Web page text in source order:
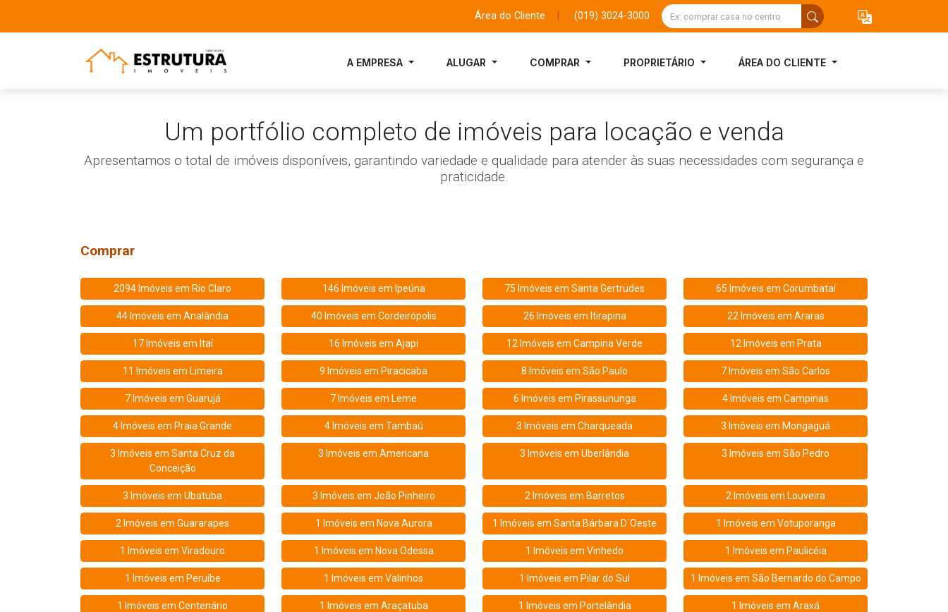
Área do Cliente (019) 3024-3000
A EMPRESA ALUGAR COMPRAR PROPRIETÁRIO ÁREA DO CLIENTE
Um portfólio completo de imóveis para locação e venda
Apresentamos o total de imóveis disponíveis, garantindo variedade e qualidade para atender às suas necessidades com segurança e
praticidade.
Comprar
2094 Imóveis em Rio Claro 146 Imóveis em Ipeúna 75 Imóveis em Santa Gertrudes 65 Imóveis em Corumbataí
44 Imóveis em Analândia 40 Imóveis em Cordeirópolis 26 Imóveis em Itirapina 22 Imóveis em Araras
17 Imóveis em Itaí 16 Imóveis em Ajapi 12 Imóveis em Campina Verde 12 Imóveis em Prata
11 Imóveis em Limeira 9 Imóveis em Piracicaba 8 Imóveis em São Paulo 7 Imóveis em São Carlos
7 Imóveis em Guarujá 7 Imóveis em Leme 6 Imóveis em Pirassununga 4 Imóveis em Campinas
4 Imóveis em Praia Grande 4 Imóveis em Tambaú 3 Imóveis em Charqueada 3 Imóveis em Mongaguá
3 Imóveis em Santa Cruz da
Conceição
3 Imóveis em Americana 3 Imóveis em Uberlândia 3 Imóveis em São Pedro
3 Imóveis em Ubatuba 3 Imóveis em João Pinheiro 2 Imóveis em Barretos 2 Imóveis em Louveira
2 Imóveis em Guararapes 1 Imóveis em Nova Aurora 1 Imóveis em Santa Bárbara D`Oeste 1 Imóveis em Votuporanga
1 Imóveis em Viradouro 1 Imóveis em Nova Odessa 1 Imóveis em Vinhedo 1 Imóveis em Paulicéia
1 Imóveis em Peruíbe 1 Imóveis em Valinhos 1 Imóveis em Pilar do Sul 1 Imóveis em São Bernardo do Campo
1 Imóveis em Centenário 1 Imóveis em Araçatuba 1 Imóveis em Portelândia 1 Imóveis em Araxá